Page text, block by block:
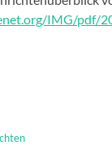
IMG/pdf/